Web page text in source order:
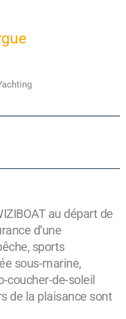
au départ de
d’une
sports
sous-marine,
coucher-de-soleil
de la plaisance sont